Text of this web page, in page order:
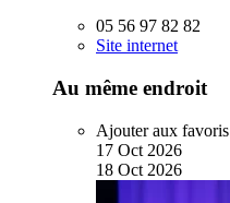
05 56 97 82 82
Site internet
Au même endroit
Ajouter aux favoris
17 Oct 2026
18 Oct 2026